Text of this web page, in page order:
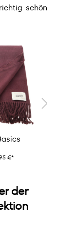
schön
€*
der